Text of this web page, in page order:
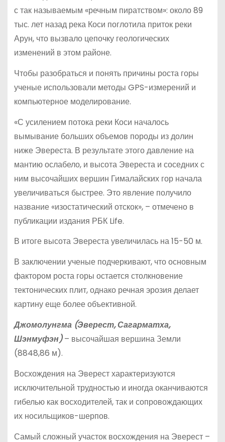
с так называемым «речным пиратством»: около 89
тыс. лет назад река Коси поглотила приток реки
Арун, что вызвало цепочку геологических
изменений в этом районе.
Чтобы разобраться и понять причины роста горы
ученые использовали методы GPS-измерений и
компьютерное моделирование.
«С усилением потока реки Коси началось
вымывание больших объемов породы из долин
ниже Эвереста. В результате этого давление на
мантию ослабело, и высота Эвереста и соседних с
ним высочайших вершин Гималайских гор начала
увеличиваться быстрее. Это явление получило
название «изостатический отскок», – отмечено в
публикации издания РБК Life.
В итоге высота Эвереста увеличилась на 15-50 м.
В заключении ученые подчеркивают, что основным
фактором роста горы остается столкновение
тектонических плит, однако речная эрозия делает
картину еще более объективной.
Джомолунгма (Эверест, Сагарматха,
Шэнмуфэн)– высочайшая вершина Земли
(8848,86 м).
Восхождения на Эверест характеризуются
исключительной трудностью и иногда оканчиваются
гибелью как восходителей, так и сопровождающих
их носильщиков-шерпов.
Самый сложный участок восхождения на Эверест –